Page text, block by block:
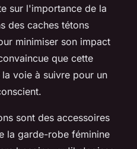
sur l'importance de la
des caches tétons
minimiser son impact
que cette
voie à suivre pour un
sont des accessoires
la garde-robe féminine